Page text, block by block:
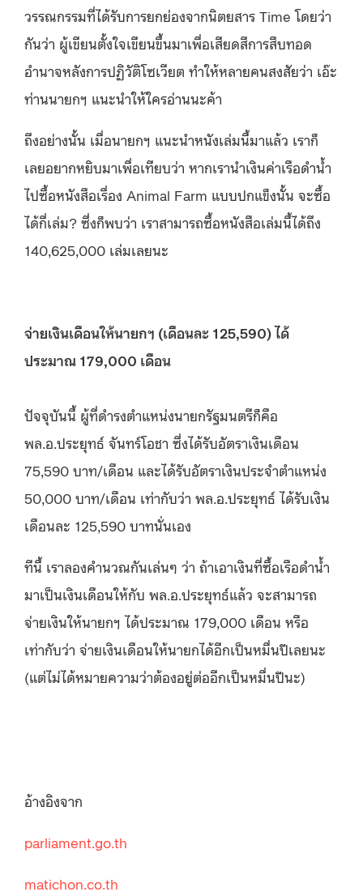
วรรณกรรมที่ได้รับการยกย่องจากนิตยสาร Time โดยว่า
กันว่า ผู้เขียนตั้งใจเขียนขึ้นมาเพื่อเสียดสีการสืบทอด
อำนาจหลังการปฏิวัติโซเวียต ทำให้หลายคนสงสัยว่า เอ๊ะ
ท่านนายกฯ แนะนำให้ใครอ่านนะค้า
ถึงอย่างนั้น เมื่อนายกฯ แนะนำหนังเล่มนี้มาแล้ว เราก็
เลยอยากหยิบมาเพื่อเทียบว่า หากเรานำเงินค่าเรือดำน้ำ
ไปซื้อหนังสือเรื่อง Animal Farm แบบปกแข็งนั้น จะซื้อ
ได้กี่เล่ม? ซึ่งก็พบว่า เราสามารถซื้อหนังสือเล่มนี้ได้ถึง
140,625,000 เล่มเลยนะ
จ่ายเงินเดือนให้นายกฯ (เดือนละ 125,590) ได้
ประมาณ 179,000 เดือน
ปัจจุบันนี้ ผู้ที่ดำรงตำแหน่งนายกรัฐมนตรีก็คือ
พล.อ.ประยุทธ์ จันทร์โอชา ซึ่งได้รับอัตราเงินเดือน
75,590 บาท/เดือน และได้รับอัตราเงินประจำตำแหน่ง
50,000 บาท/เดือน เท่ากับว่า พล.อ.ประยุทธ์ ได้รับเงิน
เดือนละ 125,590 บาทนั่นเอง
ทีนี้ เราลองคำนวณกันเล่นๆ ว่า ถ้าเอาเงินที่ซื้อเรือดำน้ำ
มาเป็นเงินเดือนให้กับ พล.อ.ประยุทธ์แล้ว จะสามารถ
จ่ายเงินให้นายกฯ ได้ประมาณ 179,000 เดือน หรือ
เท่ากับว่า จ่ายเงินเดือนให้นายกได้อีกเป็นหมื่นปีเลยนะ
(แต่ไม่ได้หมายความว่าต้องอยู่ต่ออีกเป็นหมื่นปีนะ)
อ้างอิงจาก
parliament.go.th
matichon.co.th